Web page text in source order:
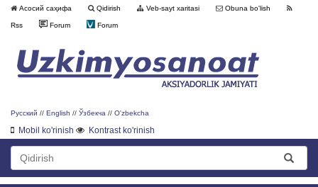
Асосий саҳифа Qidirish Veb-sayt xaritasi Obuna bo'lish
Rss Forum Forum
Русский // English // Ўзбекча // O'zbekcha
Mobil ko'rinish Kontrast ko'rinish